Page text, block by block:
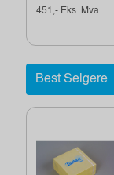
451,- Eks. Mva.
Best Selgere